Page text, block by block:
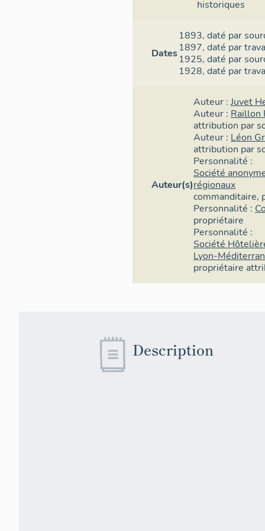
historiques
Dates
1893,daté par
1897,daté par
1925,daté par
1928,daté par
Auteur(s)
Auteur : Juvet
Auteur : Raillon
attribution par
Auteur : Léon
attribution par
Personnalité :
Société
régionaux
commanditaire,
Personnalité :
propriétaire
Personnalité :
Société
Lyon-
propriétaire
Description